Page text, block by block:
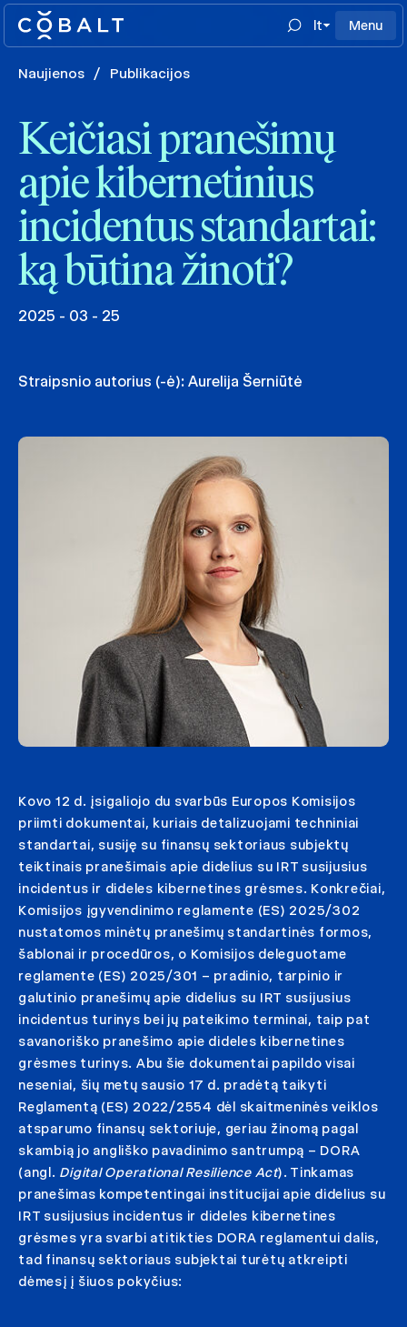
lt Menu
Naujienos / Publikacijos
Keičiasi pranešimų
apie kibernetinius
incidentus standartai:
ką būtina žinoti?
2025 - 03 - 25
Straipsnio autorius (-ė): Aurelija Šerniūtė
Kovo 12 d. įsigaliojo du svarbūs Europos Komisijos
priimti dokumentai, kuriais detalizuojami techniniai
standartai, susiję su finansų sektoriaus subjektų
teiktinais pranešimais apie didelius su IRT susijusius
incidentus ir dideles kibernetines grėsmes. Konkrečiai,
Komisijos įgyvendinimo reglamente (ES) 2025/302
nustatomos minėtų pranešimų standartinės formos,
šablonai ir procedūros, o Komisijos deleguotame
reglamente (ES) 2025/301 – pradinio, tarpinio ir
galutinio pranešimų apie didelius su IRT susijusius
incidentus turinys bei jų pateikimo terminai, taip pat
savanoriško pranešimo apie dideles kibernetines
grėsmes turinys. Abu šie dokumentai papildo visai
neseniai, šių metų sausio 17 d. pradėtą taikyti
Reglamentą (ES) 2022/2554 dėl skaitmeninės veiklos
atsparumo finansų sektoriuje, geriau žinomą pagal
skambią jo angliško pavadinimo santrumpą – DORA
(angl. Digital Operational Resilience Act). Tinkamas
pranešimas kompetentingai institucijai apie didelius su
IRT susijusius incidentus ir dideles kibernetines
grėsmes yra svarbi atitikties DORA reglamentui dalis,
tad finansų sektoriaus subjektai turėtų atkreipti
dėmesį į šiuos pokyčius: